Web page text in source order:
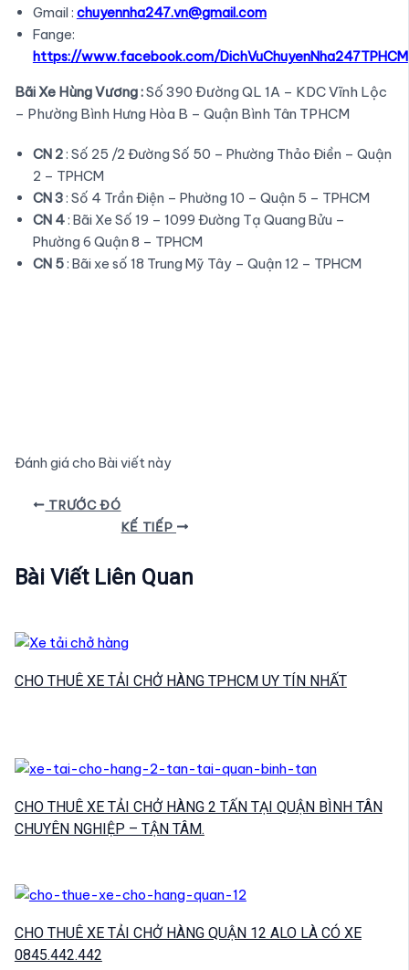
Gmail : chuyennha247.vn@gmail.com
Fange:
https://www.facebook.com/DichVuChuyenNha247TPHCM
Bãi Xe Hùng Vương :Số 390 Đường QL 1A – KDC Vĩnh Lộc
– Phường Bình Hưng Hòa B – Quận Bình Tân TPHCM
CN 2: Số 25 /2 Đường Số 50 – Phường Thảo Điền – Quận
2 – TPHCM
CN 3: Số 4 Trần Điện – Phường 10 – Quận 5 – TPHCM
CN 4: Bãi Xe Số 19 – 1099 Đường Tạ Quang Bửu –
Phường 6 Quận 8 – TPHCM
CN 5: Bãi xe số 18 Trung Mỹ Tây – Quận 12 – TPHCM
Đánh giá cho Bài viết này
Điều
viết
TRƯỚC ĐÓ
KẾ TIẾP
Bài Viết Liên Quan
CHO THUÊ XE TẢI CHỞ HÀNG TPHCM UY TÍN NHẤT
CHO THUÊ XE TẢI CHỞ HÀNG 2 TẤN TẠI QUẬN BÌNH TÂN
CHUYÊN NGHIỆP – TẬN TÂM.
CHO THUÊ XE TẢI CHỞ HÀNG QUẬN 12 ALO LÀ CÓ XE
0845.442.442